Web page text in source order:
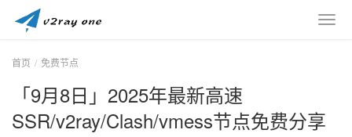
首页 免费节点
「9月8日」2025年最新高速
SSR/v2ray/Clash/vmess节点免费分享